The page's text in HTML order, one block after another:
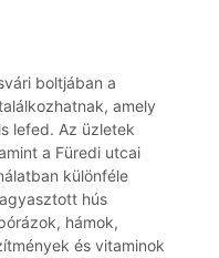
boltjában a
amely
lefed. Az üzletek
a Füredi utcai
különféle
hús
hámok,
és vitaminok